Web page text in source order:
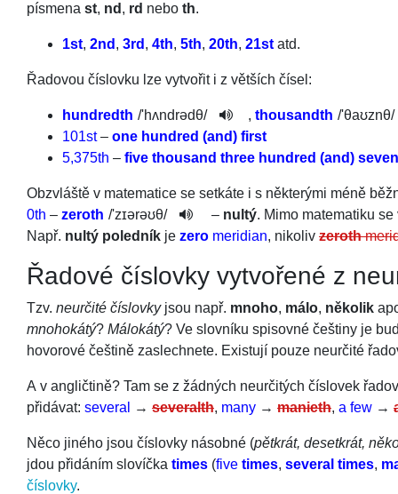
písmena st, nd , rd nebo th.
1st, 2nd , 3rd , 4th, 5th, 20th, 21st atd.
Řadovou číslovku lze vytvořit i z větších čísel:
hundredth /'hʌndrədθ­/ , thousandth /'θaʊznθ/­
101st– one hundred (and) first
5,375th – five thousand three hundred (and)
Obzvláště v matematice se setkáte i s některými méně
0th – zeroth /'zɪərəʊθ/ – nultý. Mimo matematiku
Např. nultý poledník je zero meridian, nikoliv zeroth
Řadové číslovky vytvořené z
Tzv. neurčité číslovkyjsou např. mnoho, málo, několik
mnohokátý? Málokátý? Ve slovníku spisovné češtiny je
hovorové češtině zaslechnete. Existují pouze neurčité
A v angličtině? Tam se z žádných neurčitých číslovek
přidávat: several → severalth, many → manieth, a few →
Něco jiného jsou číslovky násobné (pětkrát, desetkrát,
jdou přidáním slovíčka times (five times, several times,
číslovky.